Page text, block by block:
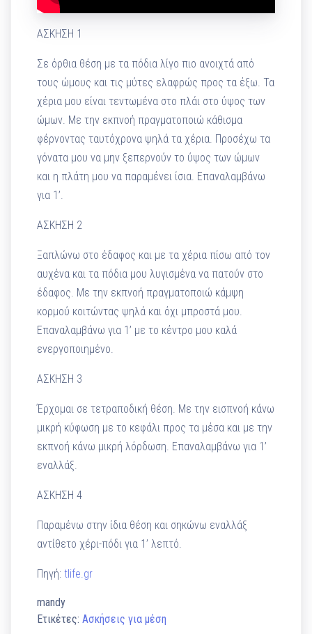
ΑΣΚΗΣΗ 1
Σε όρθια θέση με τα πόδια λίγο πιο ανοιχτά από
τους ώμους και τις μύτες ελαφρώς προς τα έξω. Τα
χέρια μου είναι τεντωμένα στο πλάι στο ύψος των
ώμων. Με την εκπνοή πραγματοποιώ κάθισμα
φέρνοντας ταυτόχρονα ψηλά τα χέρια. Προσέχω τα
γόνατα μου να μην ξεπερνούν το ύψος των ώμων
και η πλάτη μου να παραμένει ίσια. Επαναλαμβάνω
για 1’.
ΑΣΚΗΣΗ 2
Ξαπλώνω στο έδαφος και με τα χέρια πίσω από τον
αυχένα και τα πόδια μου λυγισμένα να πατούν στο
έδαφος. Με την εκπνοή πραγματοποιώ κάμψη
κορμού κοιτώντας ψηλά και όχι μπροστά μου.
Επαναλαμβάνω για 1’ με το κέντρο μου καλά
ενεργοποιημένο.
ΑΣΚΗΣΗ 3
Έρχομαι σε τετραποδική θέση. Με την εισπνοή κάνω
μικρή κύφωση με το κεφάλι προς τα μέσα και με την
εκπνοή κάνω μικρή λόρδωση. Επαναλαμβάνω για 1’
εναλλάξ.
ΑΣΚΗΣΗ 4
Παραμένω στην ίδια θέση και σηκώνω εναλλάξ
αντίθετο χέρι-πόδι για 1’ λεπτό.
Πηγή:tlife.gr
mandy
Ετικέτες:Ασκήσεις για μέση